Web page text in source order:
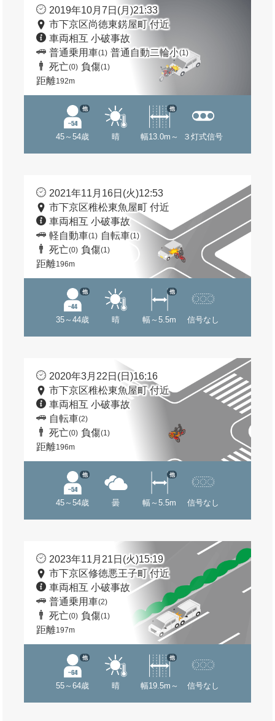
2019年10月7日(月)21:33
市下京区尚徳東錺屋町 付近
車両相互 小破事故
普通乗用車(1) 普通自動二輪小(1)
死亡(0) 負傷(1)
距離192m
45～54歳
他
晴 幅13.0m～
他
３灯式信号
2021年11月16日(火)12:53
市下京区稚松東魚屋町 付近
車両相互 小破事故
軽自動車(1) 自転車(1)
死亡(0) 負傷(1)
距離196m
35～44歳
他
晴 幅～5.5m
他
信号なし
2020年3月22日(日)16:16
市下京区稚松東魚屋町 付近
車両相互 小破事故
自転車(2)
死亡(0) 負傷(1)
距離196m
45～54歳
他
曇 幅～5.5m
他
信号なし
2023年11月21日(火)15:19
市下京区修徳悪王子町 付近
車両相互 小破事故
普通乗用車(2)
死亡(0) 負傷(1)
距離197m
55～64歳
他
晴 幅19.5m～
他
信号なし